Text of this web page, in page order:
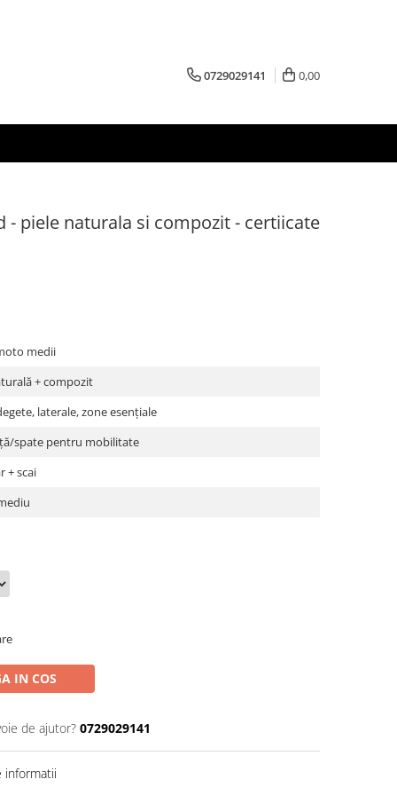
0729029141 0,00
- piele naturala si compozit - certiicate
medii
+ compozit
laterale, zone esențiale
spate pentru mobilitate
+ scai
IN COS
de ajutor? 0729029141
informatii